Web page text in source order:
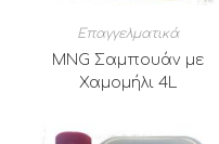
Επαγγελματικά
MNG Σαμπουάν με
Χαμομήλι 4L